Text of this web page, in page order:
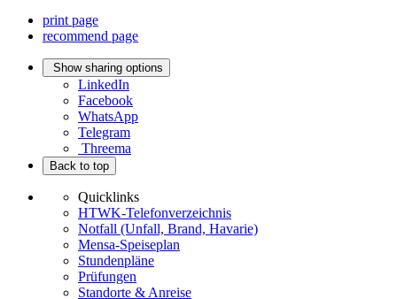
print page
recommend page
Show sharing options
LinkedIn
Facebook
WhatsApp
Telegram
Threema
Back to top
Quicklinks
HTWK-Telefonverzeichnis
Notfall (Unfall, Brand, Havarie)
Mensa-Speiseplan
Stundenpläne
Prüfungen
Standorte & Anreise